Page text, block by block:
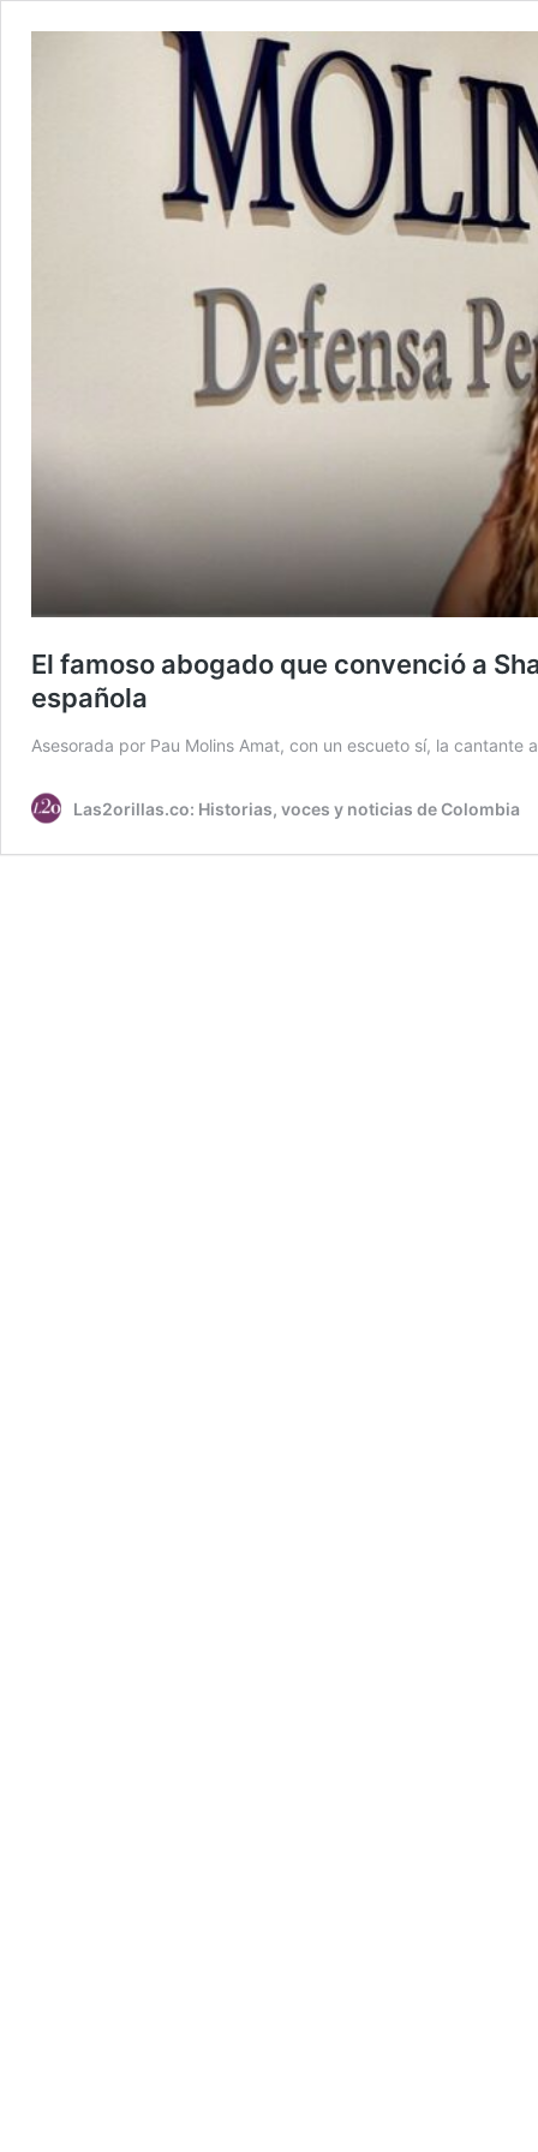
El famoso abogado que convenció a
española
Asesorada por Pau Molins Amat, con un escueto sí, la
Las2orillas.co: Historias, voces y noticias de Colombia